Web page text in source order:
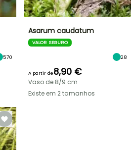
570
Asarum caudatum
VALOR SEGURO
28
A partir de8,90 €
Vaso de 8/9 cm
Existe em 2 tamanhos